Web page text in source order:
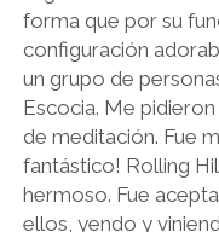
forma que por su
configuración
un grupo de
Escocia. Me
de meditación. Fue
fantástico! Rolling
hermoso. Fue
ellos, yendo y